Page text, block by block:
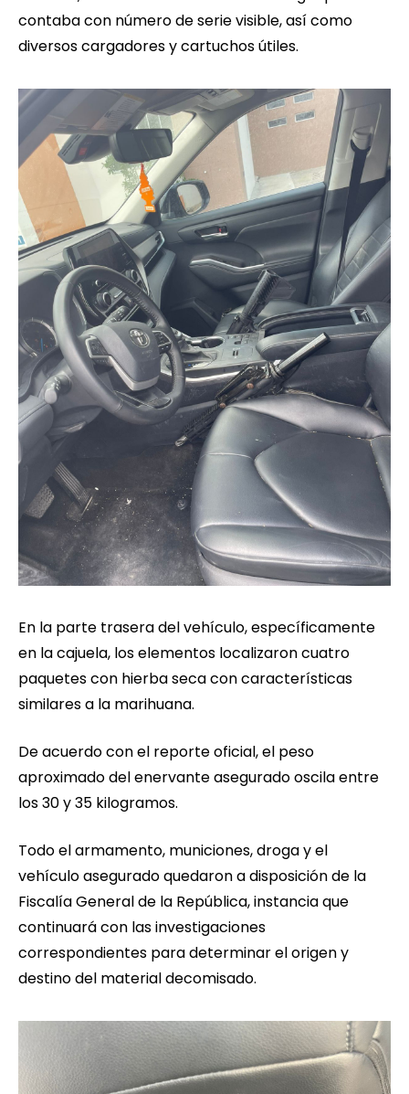
contaba con número de serie visible, así como
diversos cargadores y cartuchos útiles.
En la parte trasera del vehículo, específicamente
en la cajuela, los elementos localizaron cuatro
paquetes con hierba seca con características
similares a la marihuana.
De acuerdo con el reporte oficial, el peso
aproximado del enervante asegurado oscila entre
los 30 y 35 kilogramos.
Todo el armamento, municiones, droga y el
vehículo asegurado quedaron a disposición de la
Fiscalía General de la República, instancia que
continuará con las investigaciones
correspondientes para determinar el origen y
destino del material decomisado.